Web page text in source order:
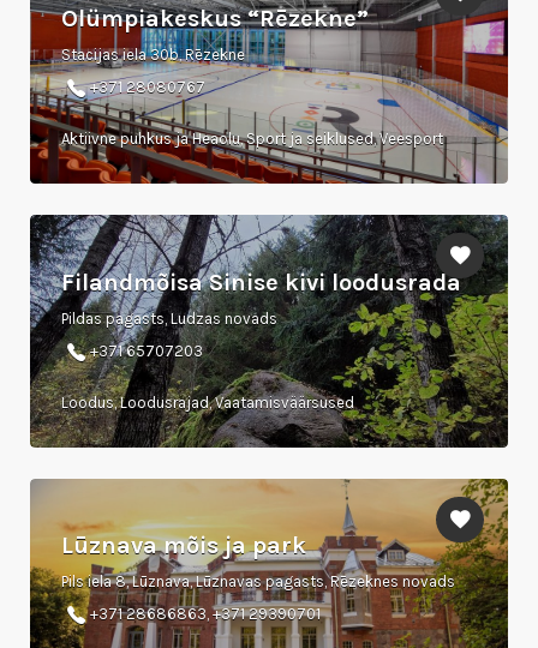
Olümpiakeskus “Rēzekne”
Stacijas iela 30b, Rēzekne
+371 28080767
Aktiivne puhkus ja Heaolu, Sport ja seiklused, Veesport
Filandmõisa Sinise kivi loodusrada
Pildas pagasts, Ludzas novads
+371 65707203
Loodus, Loodusrajad, Vaatamisväärsused
Lūznava mõis ja park
Pils iela 8, Lūznava, Lūznavas pagasts, Rēzeknes novads
+371 28686863, +371 29390701